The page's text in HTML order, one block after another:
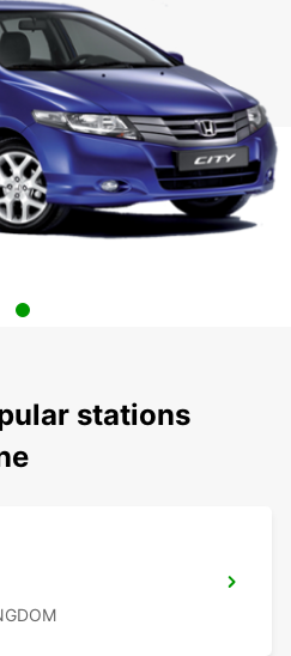
stations